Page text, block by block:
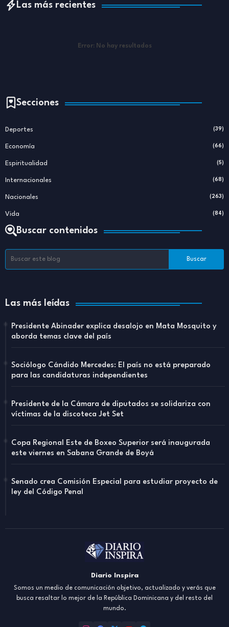
Las más recientes
Error: No hay resultados
Secciones
Deportes (39)
Economía (66)
Espiritualidad (5)
Internacionales (68)
Nacionales (263)
Vida (84)
Buscar contenidos
Las más leídas
Presidente Abinader explica desalojo en Mata Mosquito y
aborda temas clave del país
Sociólogo Cándido Mercedes: El país no está preparado
para las candidaturas independientes
Presidente de la Cámara de diputados se solidariza con
víctimas de la discoteca Jet Set
Copa Regional Este de Boxeo Superior será inaugurada
este viernes en Sabana Grande de Boyá
Senado crea Comisión Especial para estudiar proyecto de
ley del Código Penal
Diario Inspira
Somos un medio de comunicación objetivo, actualizado y verás que
busca resaltar lo mejor de la República Dominicana y del resto del
mundo.